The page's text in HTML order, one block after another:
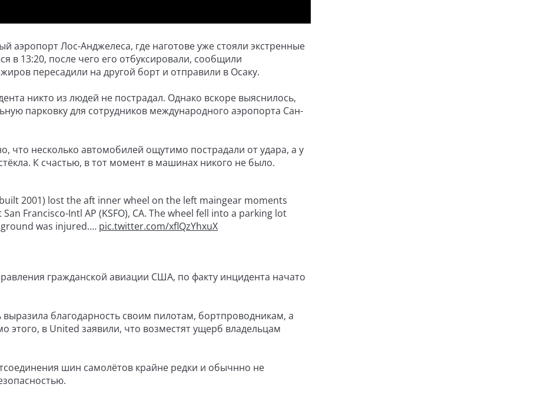
аэропорт Лос-Анджелеса, где наготове уже стояли экстренные
в 13:20, после чего его отбуксировали, сообщили
пересадили на другой борт и отправили в Осаку.
никто из людей не пострадал. Однако вскоре выяснилось,
парковку для сотрудников международного аэропорта Сан-
что несколько автомобилей ощутимо пострадали от удара, а у
К счастью, в тот момент в машинах никого не было.
2001) lost the aft inner wheel on the left maingear moments
Francisco-Intl AP (KSFO), CA. The wheel fell into a parking lot
was injured.… pic.twitter.com/xflQzYhxuX
гражданской авиации США, по факту инцидента начато
благодарность своим пилотам, бортпроводникам, а
этого, в United заявили, что возместят ущерб владельцам
шин самолётов крайне редки и обычнно не